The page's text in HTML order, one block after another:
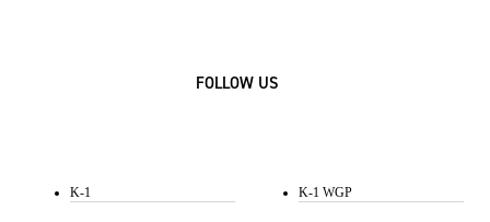
FOLLOW US
K-1 K-1 WGP